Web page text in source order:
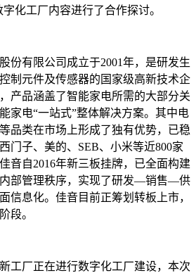
化工厂内容进行了合作探讨。
份有限公司成立于2001年，是研发生
制元件及传感器的国家级高新技术企
产品涵盖了智能家电所需的大部分关
家电“一站式”整体解决方案。其中电
品类在市场上形成了独有优势，已稳
门子、美的、SEB、小米等近800家
音自2016年新三板挂牌，已全面构建
部管理秩序，实现了研发—销售—供
息化。佳音目前正筹划转板上市，
段。
工厂正在进行数字化工厂建设，本次